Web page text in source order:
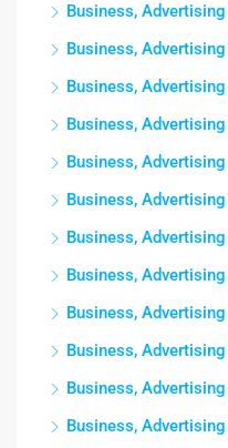
Business, Advertising
Business, Advertising
Business, Advertising
Business, Advertising
Business, Advertising
Business, Advertising
Business, Advertising
Business, Advertising
Business, Advertising
Business, Advertising
Business, Advertising
Business, Advertising